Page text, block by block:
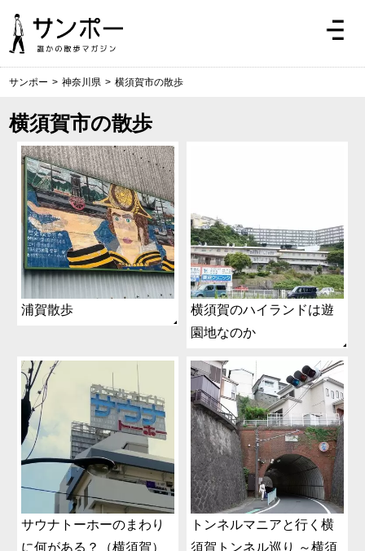
サンポー > 神奈川県 > 横須賀市の散歩
横須賀市の散歩
浦賀散歩
横須賀のハイランドは遊
園地なのか
サウナトーホーのまわり
に何がある？（横須賀）
トンネルマニアと行く横
須賀トンネル巡り ～横須